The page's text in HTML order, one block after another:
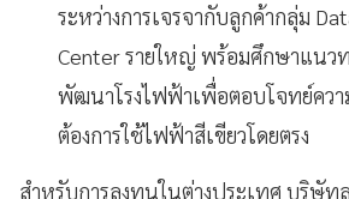
ระหว่างการเจรจากับลูกค้ากลุ่ม
Center รายใหญ่ พร้อมศึกษาแนวท
พัฒนาโรงไฟฟ้าเพื่อตอบโจทย์ควา
ต้องการใช้ไฟฟ้าสีเขียวโดยตรง
สำหรับการลงทุนในต่างประเทศ บริษัท